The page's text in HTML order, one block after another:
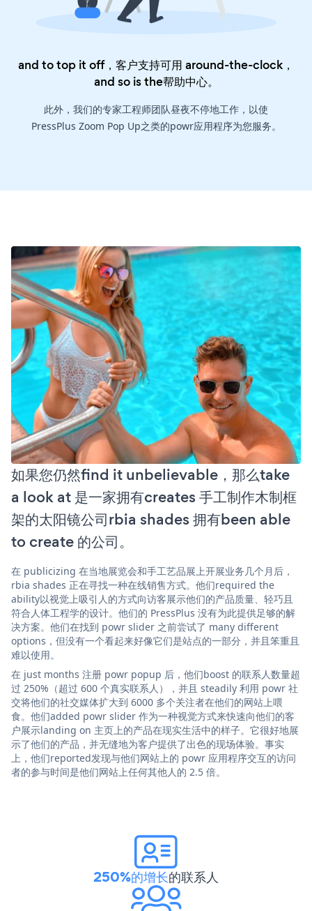
and to top it off，客户支持可用 around-the-clock，
and so is the帮助中心。
此外，我们的专家工程师团队昼夜不停地工作，以使
PressPlus Zoom Pop Up之类的powr应用程序为您服务。
如果您仍然find it unbelievable，那么take
a look at 是一家拥有creates 手工制作木制框
架的太阳镜公司rbia shades 拥有been able
to create 的公司。
在 publicizing 在当地展览会和手工艺品展上开展业务几个月后，
rbia shades 正在寻找一种在线销售方式。他们required the
ability以视觉上吸引人的方式向访客展示他们的产品质量、轻巧且
符合人体工程学的设计。他们的 PressPlus 没有为此提供足够的解
决方案。他们在找到 powr slider 之前尝试了 many different
options，但没有一个看起来好像它们是站点的一部分，并且笨重且
难以使用。
在 just months 注册 powr popup 后，他们boost 的联系人数量超
过 250%（超过 600 个真实联系人），并且 steadily 利用 powr 社
交将他们的社交媒体扩大到 6000 多个关注者在他们的网站上喂
食。他们added powr slider 作为一种视觉方式来快速向他们的客
户展示landing on 主页上的产品在现实生活中的样子。它很好地展
示了他们的产品，并无缝地为客户提供了出色的现场体验。事实
上，他们reported发现与他们网站上的 powr 应用程序交互的访问
者的参与时间是他们网站上任何其他人的 2.5 倍。
250%的增长的联系人